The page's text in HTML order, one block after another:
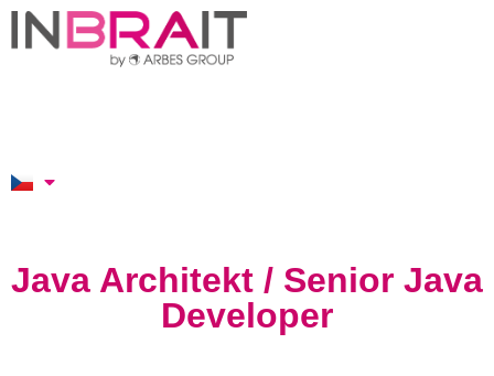
Java Architekt / Senior Java
Developer